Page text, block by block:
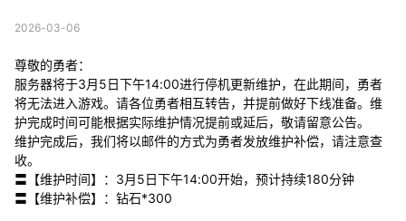
2026-03-06
尊敬的勇者：
服务器将于3月5日下午14:00进行停机更新维护，在此期间，勇者
将无法进入游戏。请各位勇者相互转告，并提前做好下线准备。维
护完成时间可能根据实际维护情况提前或延后，敬请留意公告。
维护完成后，我们将以邮件的方式为勇者发放维护补偿，请注意查
收。
〓【维护时间】：3月5日下午14:00开始，预计持续180分钟
〓【维护补偿】：钻石*300